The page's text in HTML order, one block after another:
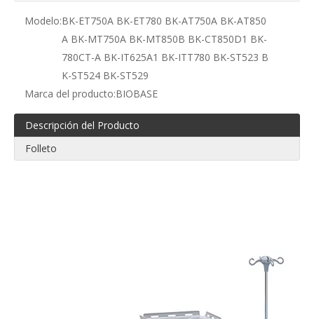
Modelo:BK-ET750A BK-ET780 BK-AT750A BK-AT850
A BK-MT750A BK-MT850B BK-CT850D1 BK-
780CT-A BK-IT625A1 BK-ITT780 BK-ST523 B
K-ST524 BK-ST529
Marca del producto:BIOBASE
Descripción del Producto
Folleto